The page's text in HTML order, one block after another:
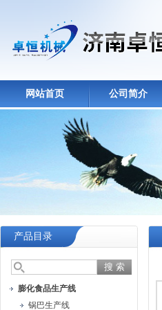
网站首页 公司简介
产品目录
膨化食品生产线
锅巴生产线